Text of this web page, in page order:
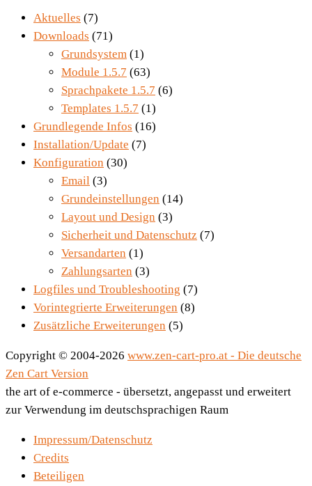
Aktuelles (7)
Downloads (71)
Grundsystem (1)
Module 1.5.7 (63)
Sprachpakete 1.5.7 (6)
Templates 1.5.7 (1)
Grundlegende Infos (16)
Installation/Update (7)
Konfiguration (30)
Email (3)
Grundeinstellungen (14)
Layout und Design (3)
Sicherheit und Datenschutz (7)
Versandarten (1)
Zahlungsarten (3)
Logfiles und Troubleshooting (7)
Vorintegrierte Erweiterungen (8)
Zusätzliche Erweiterungen (5)
Copyright © 2004-2026 www.zen-cart-pro.at - Die deutsche
Zen Cart Version
the art of e-commerce - übersetzt, angepasst und erweitert
zur Verwendung im deutschsprachigen Raum
Impressum/Datenschutz
Credits
Beteiligen